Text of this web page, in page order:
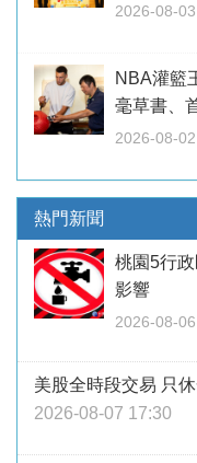
2026-08-
NBA灌籃
毫草書、
2026-08-
熱門新聞
桃園5行
影響
2026-08-
美股全時段交易 只
2026-08-07 17:30